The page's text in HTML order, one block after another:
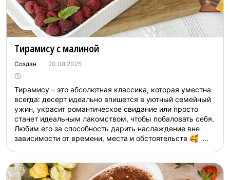
Тирамису с малиной
Создан 20.08.2025
Тирамису – это абсолютная классика, которая уместна
всегда: десерт идеально впишется в уютный семейный
ужин, украсит романтическое свидание или просто
станет идеальным лакомством, чтобы побаловать себя.
Любим его за способность дарить наслаждение вне
зависимости от времени, места и обстоятельств 🥰 ...